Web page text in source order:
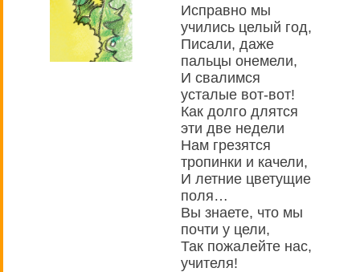
Исправно мы
учились целый год,
Писали, даже
пальцы онемели,
И свалимся
усталые вот-вот!
Как долго длятся
эти две недели
Нам грезятся
тропинки и качели,
И летние цветущие
поля…
Вы знаете, что мы
почти у цели,
Так пожалейте нас,
учителя!